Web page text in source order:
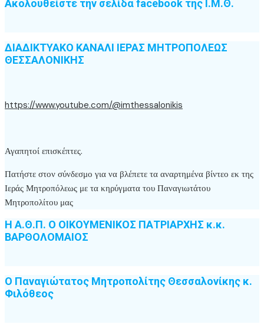
Ακολουθείστε την σελίδα facebook της Ι.Μ.Θ.
ΔΙΑΔΙΚΤΥΑΚΟ ΚΑΝΑΛΙ ΙΕΡΑΣ ΜΗΤΡΟΠΟΛΕΩΣ
ΘΕΣΣΑΛΟΝΙΚΗΣ
https://www.youtube.com/@imthessalonikis
Αγαπητοί επισκέπτες.
Πατήστε στον σύνδεσμο για να βλέπετε τα αναρτημένα βίντεο εκ της
Ιεράς Μητροπόλεως με τα κηρύγματα του Παναγιωτάτου
Μητροπολίτου μας
Η Α.Θ.Π. Ο ΟΙΚΟΥΜΕΝΙΚΟΣ ΠΑΤΡΙΑΡΧΗΣ κ.κ.
ΒΑΡΘΟΛΟΜΑΙΟΣ
Ο Παναγιώτατος Μητροπολίτης Θεσσαλονίκης κ.
Φιλόθεος